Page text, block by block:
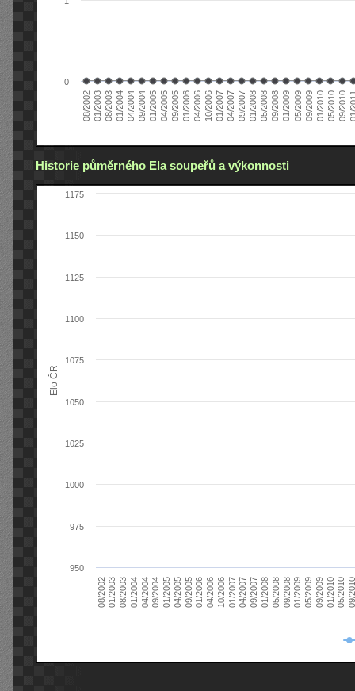
08/200201/200308/200301/200404/200409/200401/200504/200509/200501/200604/200610/200601/200704/200709/200701/200805/200809/200801/200905/200909/200901/201005/201009/2010
0
Historie půměrného Ela soupeřů a výkonnosti
Elo ČR
08/200201/200308/200301/200404/200409/200401/200504/200509/200501/200604/200610/200601/200704/200709/200701/200805/200809/200801/200905/200909/200901/201005/201009/
950
975
1000
1025
1050
1075
1100
1125
1150
1175